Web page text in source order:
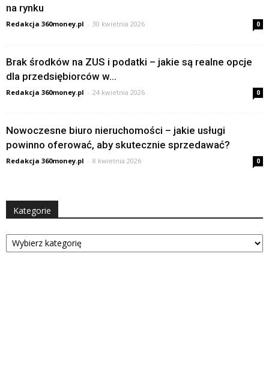
na rynku
Redakcja 360money.pl - 30 kwietnia 2026 0
Brak środków na ZUS i podatki – jakie są realne opcje
dla przedsiębiorców w...
Redakcja 360money.pl - 24 kwietnia 2026 0
Nowoczesne biuro nieruchomości – jakie usługi
powinno oferować, aby skutecznie sprzedawać?
Redakcja 360money.pl - 8 kwietnia 2026 0
Kategorie
Kategorie